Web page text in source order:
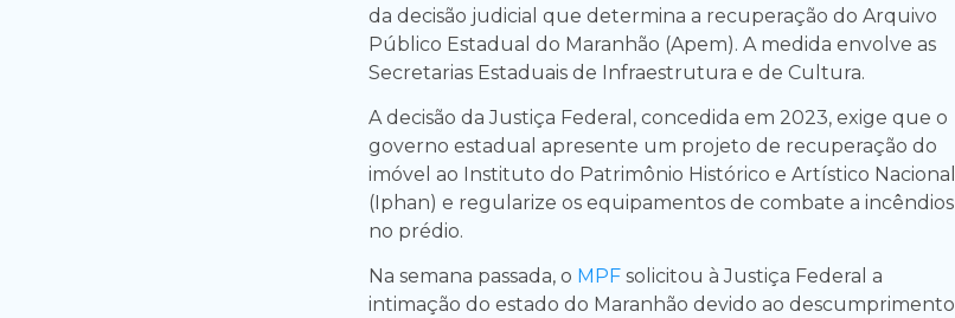
da decisão judicial que determina a recuperação do Arquivo
Público Estadual do Maranhão (Apem). A medida envolve as
Secretarias Estaduais de Infraestrutura e de Cultura.
A decisão da Justiça Federal, concedida em 2023, exige que o
governo estadual apresente um projeto de recuperação do
imóvel ao Instituto do Patrimônio Histórico e Artístico Nacional
(Iphan) e regularize os equipamentos de combate a incêndios
no prédio.
Na semana passada, o MPF solicitou à Justiça Federal a
intimação do estado do Maranhão devido ao descumprimento